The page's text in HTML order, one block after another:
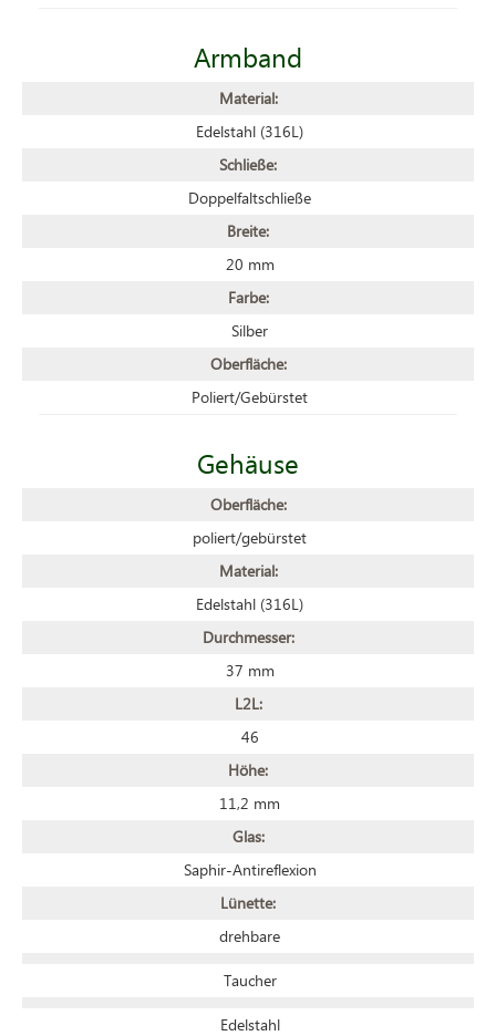
Armband
Material:
Edelstahl (316L)
Schließe:
Doppelfaltschließe
Breite:
20 mm
Farbe:
Silber
Oberfläche:
Poliert/Gebürstet
Gehäuse
Oberfläche:
poliert/gebürstet
Material:
Edelstahl (316L)
Durchmesser:
37 mm
L2L:
46
Höhe:
11,2 mm
Glas:
Saphir-Antireflexion
Lünette:
drehbare
Taucher
Edelstahl